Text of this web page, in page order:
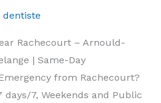
dentiste
Rachecourt – Arnould-
| Same-Day
from Rachecourt?
days/7, Weekends and Public